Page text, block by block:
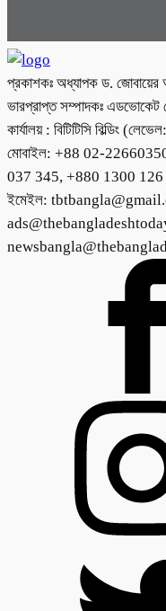
প্রকাশকঃ অধ্যাপক ড.
ভারপ্রাপ্ত সম্পাদকঃ এডভোকেট
কার্যালয় : বিটিটিসি বিল্ডিং
মোবাইল: +88 02-
037 345, +880 1300
ইমেইল: